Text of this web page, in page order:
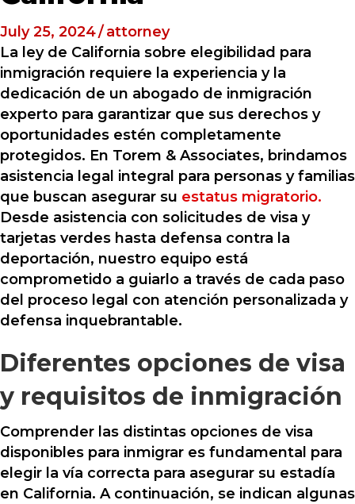
July 25, 2024/attorney
La ley de California sobre elegibilidad para
inmigración requiere la experiencia y la
dedicación de un abogado de inmigración
experto para garantizar que sus derechos y
oportunidades estén completamente
protegidos. En Torem & Associates, brindamos
asistencia legal integral para personas y familias
que buscan asegurar su estatus migratorio.
Desde asistencia con solicitudes de visa y
tarjetas verdes hasta defensa contra la
deportación, nuestro equipo está
comprometido a guiarlo a través de cada paso
del proceso legal con atención personalizada y
defensa inquebrantable.
Diferentes opciones de visa
y requisitos de inmigración
Comprender las distintas opciones de visa
disponibles para inmigrar es fundamental para
elegir la vía correcta para asegurar su estadía
en California. A continuación, se indican algunas